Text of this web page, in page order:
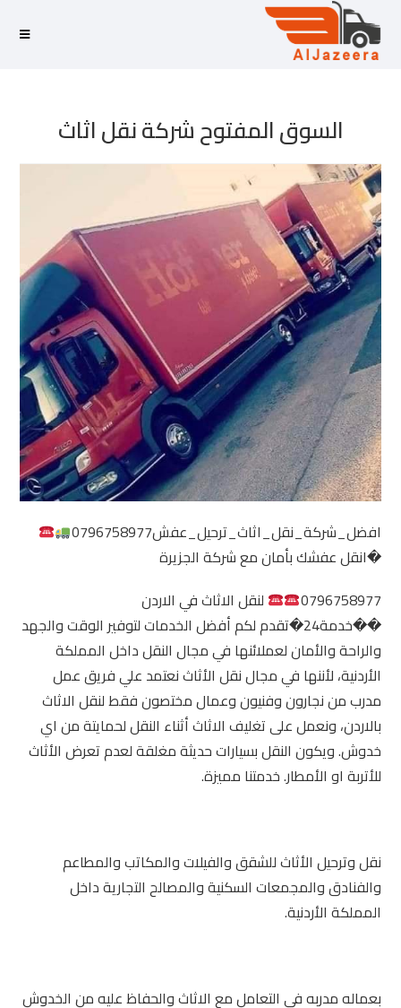
السوق المفتوح شركة نقل اثاث
افضل_شركة_نقل_اثاث_ترحيل_عفش0796758977
�انقل عفشك بأمان مع شركة الجزيرة
0796758977
لنقل الاثاث في الاردن
��خدمة24�تقدم لكم أفضل الخدمات لتوفير الوقت والجهد
والراحة والأمان لعملائنها في مجال النقل داخل المملكة
الأردنية، لأننها في مجال نقل الأثاث نعتمد علي فريق عمل
مدرب من نجارون وفنيون وعمال مختصون فقط لنقل الاثاث
بالاردن، ونعمل على تغليف الاثاث أثناء النقل لحمايتة من اي
خدوش. ويكون النقل بسيارات حديثة مغلقة لعدم تعرض الأثاث
للأتربة او الأمطار. خدمتنا مميزة.
نقل وترحيل الأثاث للشقق والفيلات والمكاتب والمطاعم
والفنادق والمجمعات السكنية والمصالح التجارية داخل
المملكة الأردنية.
بعماله مدربه في التعامل مع الاثاث والحفاظ عليه من الخدوش